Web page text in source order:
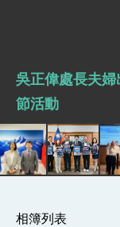
外
位實
民調
「總
總統
年談
吳正偉處長夫
節活動
相簿列表